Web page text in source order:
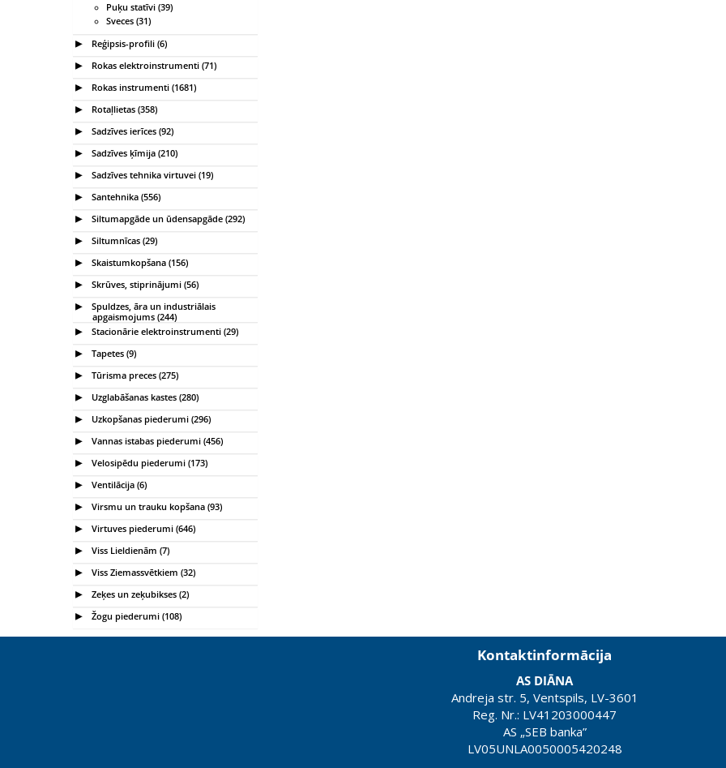
Puķu statīvi (39)
Sveces (31)
Reģipsis-profili (6)
Rokas elektroinstrumenti (71)
Rokas instrumenti (1681)
Rotaļlietas (358)
Sadzīves ierīces (92)
Sadzīves ķīmija (210)
Sadzīves tehnika virtuvei (19)
Santehnika (556)
Siltumapgāde un ūdensapgāde (292)
Siltumnīcas (29)
Skaistumkopšana (156)
Skrūves, stiprinājumi (56)
Spuldzes, āra un industriālais
apgaismojums (244)
Stacionārie elektroinstrumenti (29)
Tapetes (9)
Tūrisma preces (275)
Uzglabāšanas kastes (280)
Uzkopšanas piederumi (296)
Vannas istabas piederumi (456)
Velosipēdu piederumi (173)
Ventilācija (6)
Virsmu un trauku kopšana (93)
Virtuves piederumi (646)
Viss Lieldienām (7)
Viss Ziemassvētkiem (32)
Zeķes un zeķubikses (2)
Žogu piederumi (108)
Kontaktinformācija
AS DIĀNA
Andreja str. 5, Ventspils, LV-3601
Reg. Nr.: LV41203000447
AS „SEB banka”
LV05UNLA0050005420248